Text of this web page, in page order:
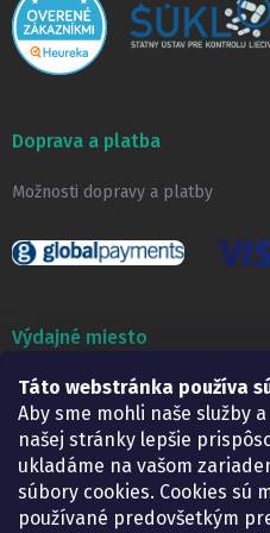
Táto webstránka používa
Aby sme mohli naše služby
našej stránky lepšie
ukladáme na vašom
súbory cookies. Cookies sú
používané predovšetkým
Doprava a platba
Možnosti dopravy a platby
Výdajné miesto
Lekáreň ADONAI
Košice – Smetanova 2
Pondelok:
07.30 – 15.30 h.
Utorok:
07.30 – 16.00 h.
Streda:
07.30 – 16.00 h.
Štvrtok:
07.30 – 15.30 h.
Piatok:
07.30 – 15.30 h.